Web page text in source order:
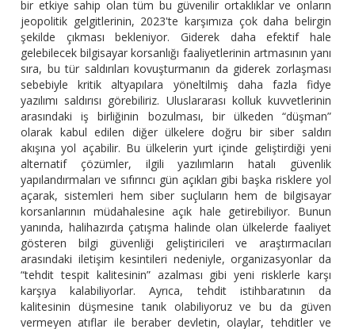
bir etkiye sahip olan tüm bu güvenilir ortaklıklar ve onların
jeopolitik gelgitlerinin, 2023'te karşımıza çok daha belirgin
şekilde çıkması bekleniyor. Giderek daha efektif hale
gelebilecek bilgisayar korsanlığı faaliyetlerinin artmasının yanı
sıra, bu tür saldırıları kovuşturmanın da giderek zorlaşması
sebebiyle kritik altyapılara yöneltilmiş daha fazla fidye
yazılımı saldırısı görebiliriz. Uluslararası kolluk kuvvetlerinin
arasındaki iş birliğinin bozulması, bir ülkeden “düşman”
olarak kabul edilen diğer ülkelere doğru bir siber saldırı
akışına yol açabilir. Bu ülkelerin yurt içinde geliştirdiği yeni
alternatif çözümler, ilgili yazılımların hatalı güvenlik
yapılandırmaları ve sıfırıncı gün açıkları gibi başka risklere yol
açarak, sistemleri hem siber suçluların hem de bilgisayar
korsanlarının müdahalesine açık hale getirebiliyor. Bunun
yanında, halihazırda çatışma halinde olan ülkelerde faaliyet
gösteren bilgi güvenliği geliştiricileri ve araştırmacıları
arasındaki iletişim kesintileri nedeniyle, organizasyonlar da
“tehdit tespit kalitesinin” azalması gibi yeni risklerle karşı
karşıya kalabiliyorlar. Ayrıca, tehdit istihbaratının da
kalitesinin düşmesine tanık olabiliyoruz ve bu da güven
vermeyen atıflar ile beraber devletin, olaylar, tehditler ve